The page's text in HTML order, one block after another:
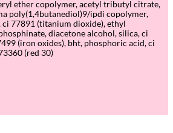
ether copolymer, acetyl tributyl citrate,
poly(1,4butanediol)9/ipdi copolymer,
77891 (titanium dioxide), ethyl
diacetone alcohol, silica, ci
(iron oxides), bht, phosphoric acid, ci
(red 30)